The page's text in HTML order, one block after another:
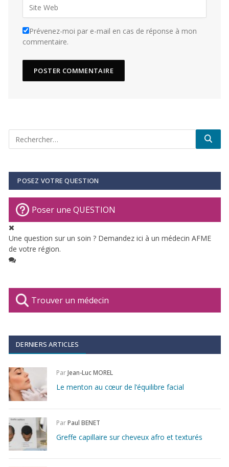
Prévenez-moi par e-mail en cas de réponse à mon
commentaire.
POSEZ VOTRE QUESTION
Poser une QUESTION
Une question sur un soin ? Demandez ici à un médecin AFME
de votre région.
Trouver un médecin
DERNIERS ARTICLES
ParJean-Luc MOREL
Le menton au cœur de l’équilibre facial
ParPaul BENET
Greffe capillaire sur cheveux afro et texturés